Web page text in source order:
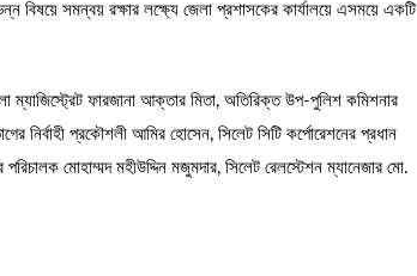
বিষয়ে সমন্বয় রক্ষার লক্ষ্যে জেলা প্রশাসকের কার্যালয়ে এসময়ে একটি
ফারজানা আক্তার মিতা, অতিরিক্ত উপ-পুলিশ কমিশনার
প্রকৌশলী আমির হোসেন, সিলেট সিটি কর্পোরেশনের প্রধান
মোহাম্মদ মহীউদ্দিন মজুমদার, সিলেট রেলস্টেশন ম্যানেজার মো.